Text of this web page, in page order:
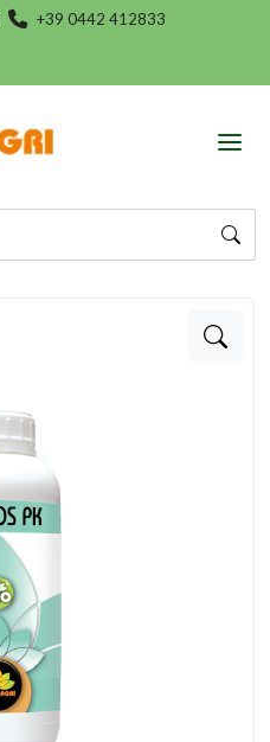
+39 0442 412833